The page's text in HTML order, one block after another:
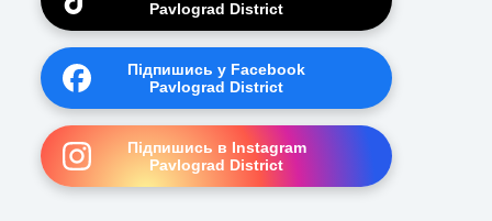
Pavlograd District
Підпишись у Facebook
Pavlograd District
Підпишись в Instagram
Pavlograd District